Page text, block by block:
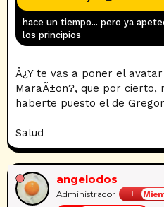
hace un tiempo... pero ya
los principios
Â¿Y te vas a poner el
MaraÃ±on?, que por cierto,
haberte puesto el de
Salud
angelodos
Administrador